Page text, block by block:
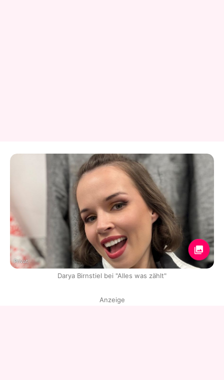
Privat
Darya Birnstiel bei "Alles was zählt"
Anzeige